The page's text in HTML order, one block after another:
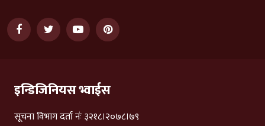
इन्डिजिनियस भ्वाईस
सूचना विभाग दर्ता नंः ३२१८।२०७८।७९